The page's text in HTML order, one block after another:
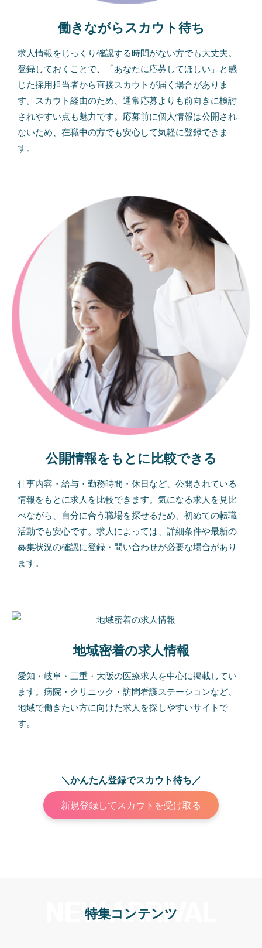
働きながらスカウト待ち
求人情報をじっくり確認する時間がない方でも大丈夫。
登録しておくことで、「あなたに応募してほしい」と感
じた採用担当者から直接スカウトが届く場合がありま
す。スカウト経由のため、通常応募よりも前向きに検討
されやすい点も魅力です。応募前に個人情報は公開され
ないため、在職中の方でも安心して気軽に登録できま
す。
公開情報をもとに比較できる
仕事内容・給与・勤務時間・休日など、公開されている
情報をもとに求人を比較できます。気になる求人を見比
べながら、自分に合う職場を探せるため、初めての転職
活動でも安心です。求人によっては、詳細条件や最新の
募集状況の確認に登録・問い合わせが必要な場合があり
ます。
地域密着の求人情報
愛知・岐阜・三重・大阪の医療求人を中心に掲載してい
ます。病院・クリニック・訪問看護ステーションなど、
地域で働きたい方に向けた求人を探しやすいサイトで
す。
＼かんたん登録でスカウト待ち／
新規登録してスカウトを受け取る
NEW ARRIVAL
特集コンテンツ